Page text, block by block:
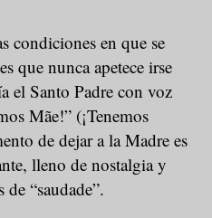
condiciones en que se
que nunca apetece irse
el Santo Padre con voz
Mãe!” (¡Tenemos
de dejar a la Madre es
lleno de nostalgia y
“saudade”.